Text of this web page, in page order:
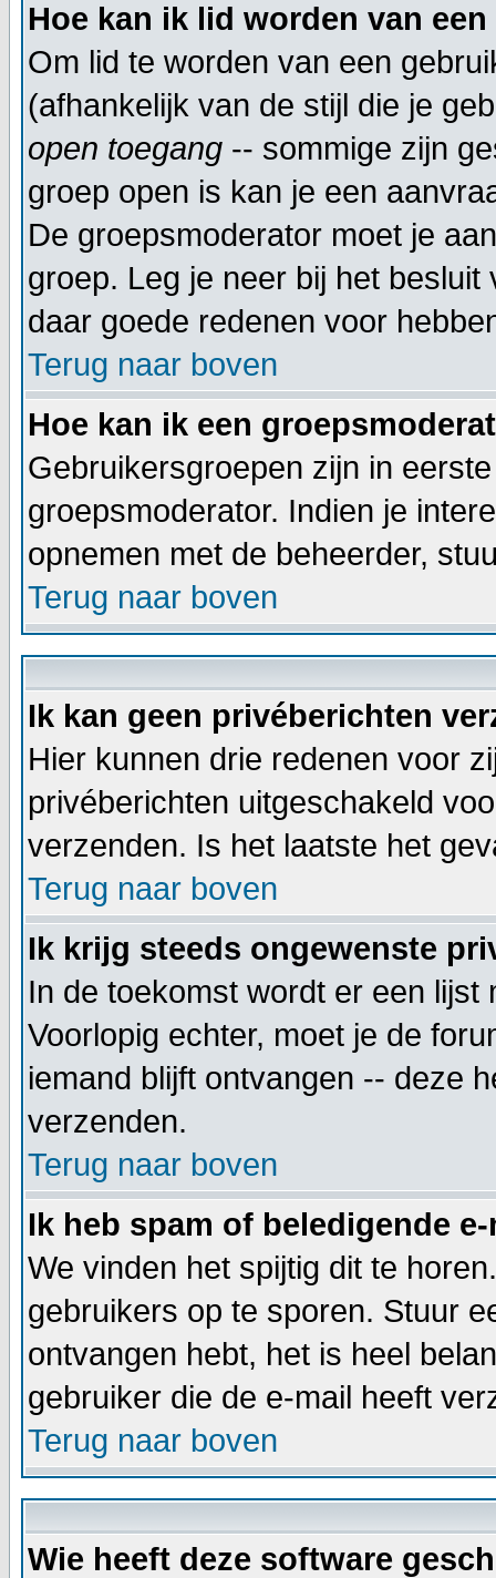
Hoe kan ik lid worden van
Om lid te worden van een
(afhankelijk van de stijl die je
open toegang -- sommige zijn
groep open is kan je een
De groepsmoderator moet je
groep. Leg je neer bij het
daar goede redenen voor
Terug naar boven
Hoe kan ik een
Gebruikersgroepen zijn in
groepsmoderator. Indien je
opnemen met de beheerder,
Terug naar boven
Ik kan geen privéberichten
Hier kunnen drie redenen voor
privéberichten uitgeschakeld
verzenden. Is het laatste het
Terug naar boven
Ik krijg steeds ongewenste
In de toekomst wordt er een
Voorlopig echter, moet je de
iemand blijft ontvangen -- deze
verzenden.
Terug naar boven
Ik heb spam of beledigende
We vinden het spijtig dit te
gebruikers op te sporen. Stuur
ontvangen hebt, het is heel
gebruiker die de e-mail heeft
Terug naar boven
Wie heeft deze software